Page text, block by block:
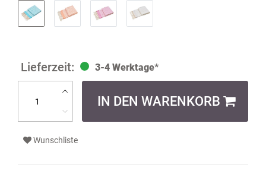
3-4 Werktage*
IN DEN WARENKORB
Wunschliste